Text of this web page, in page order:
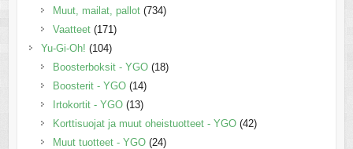
Muut, mailat, pallot (734)
Vaatteet (171)
Yu-Gi-Oh! (104)
Boosterboksit - YGO (18)
Boosterit - YGO (14)
Irtokortit - YGO (13)
Korttisuojat ja muut oheistuotteet - YGO (42)
Muut tuotteet - YGO (24)